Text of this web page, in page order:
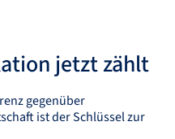
jetzt zählt
gegenüber
ist der Schlüssel zur